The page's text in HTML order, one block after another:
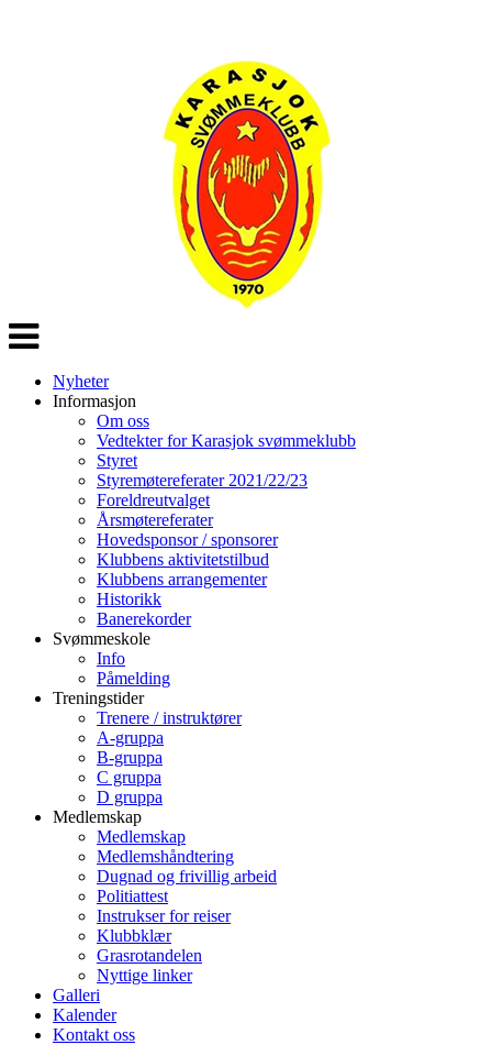
Veksle
navigasjon
Nyheter
Informasjon
Om oss
Vedtekter for Karasjok svømmeklubb
Styret
Styremøtereferater 2021/22/23
Foreldreutvalget
Årsmøtereferater
Hovedsponsor / sponsorer
Klubbens aktivitetstilbud
Klubbens arrangementer
Historikk
Banerekorder
Svømmeskole
Info
Påmelding
Treningstider
Trenere / instruktører
A-gruppa
B-gruppa
C gruppa
D gruppa
Medlemskap
Medlemskap
Medlemshåndtering
Dugnad og frivillig arbeid
Politiattest
Instrukser for reiser
Klubbklær
Grasrotandelen
Nyttige linker
Galleri
Kalender
Kontakt oss